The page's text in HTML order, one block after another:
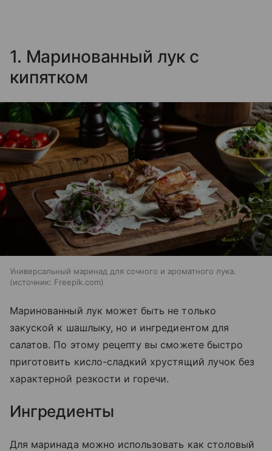
1. Маринованный лук с
кипятком
Универсальный маринад для сочного и ароматного лука.
источник: Freepik.com
Маринованный лук может быть не только
закуской к шашлыку, но и ингредиентом для
салатов. По этому рецепту вы сможете быстро
приготовить кисло-сладкий хрустящий лучок без
характерной резкости и горечи.
Ингредиенты
Для маринада можно использовать как столовый